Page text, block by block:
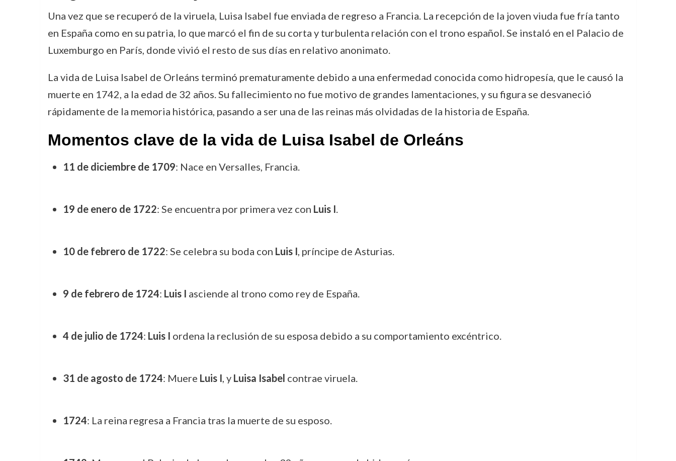
Una vez que se recuperó de la viruela, Luisa Isabel fue enviada de regreso a Francia. La recepción de la joven viuda fue fría tanto
en España como en su patria, lo que marcó el fin de su corta y turbulenta relación con el trono español. Se instaló en el Palacio de
Luxemburgo en París, donde vivió el resto de sus días en relativo anonimato.
La vida de Luisa Isabel de Orleáns terminó prematuramente debido a una enfermedad conocida como hidropesía, que le causó la
muerte en 1742, a la edad de 32 años. Su fallecimiento no fue motivo de grandes lamentaciones, y su figura se desvaneció
rápidamente de la memoria histórica, pasando a ser una de las reinas más olvidadas de la historia de España.
Momentos clave de la vida de Luisa Isabel de Orleáns
11 de diciembre de 1709: Nace en Versalles, Francia.
19 de enero de 1722: Se encuentra por primera vez con Luis I.
10 de febrero de 1722: Se celebra su boda con Luis I, príncipe de Asturias.
9 de febrero de 1724: Luis I asciende al trono como rey de España.
4 de julio de 1724: Luis I ordena la reclusión de su esposa debido a su comportamiento excéntrico.
31 de agosto de 1724: Muere Luis I, y Luisa Isabel contrae viruela.
1724: La reina regresa a Francia tras la muerte de su esposo.